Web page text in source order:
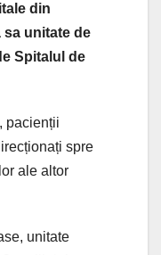
din
sa unitate de
Spitalul de
pacienții
spre
ale altor
unitate